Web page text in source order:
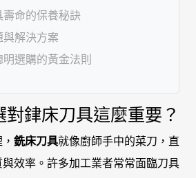
壽命的保養秘訣
與解決方案
選購的黃金法則
對銉床刀具這麼重要？
銑床刀具就像廚師手中的菜刀，直
效率。許多加工業者常常面臨刀具